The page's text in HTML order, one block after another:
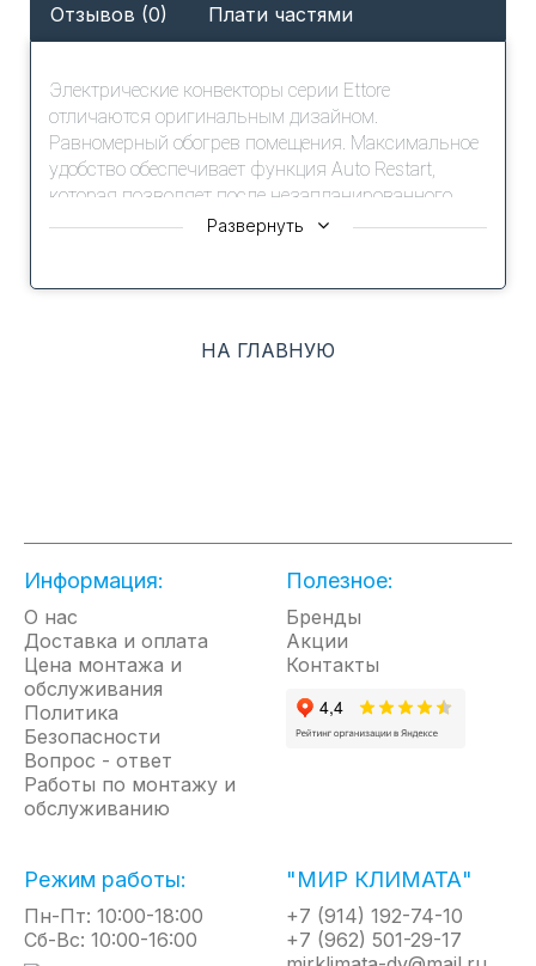
Отзывов (0) Плати частями
Электрические конвекторы серии Ettore
отличаются оригинальным дизайном.
Равномерный обогрев помещения. Максимальное
удобство обеспечивает функция Auto Restart,
которая позволяет после незапланированного
отключения электроэнергии автоматически
Развернуть
НА ГЛАВНУЮ
Информация:
О нас
Доставка и оплата
Цена монтажа и
обслуживания
Политика
Безопасности
Вопрос - ответ
Работы по монтажу и
обслуживанию
Полезное:
Бренды
Акции
Контакты
Режим работы:
Пн-Пт: 10:00-18:00
Сб-Вс: 10:00-16:00
"МИР КЛИМАТА"
+7 (914) 192-74-10
+7 (962) 501-29-17